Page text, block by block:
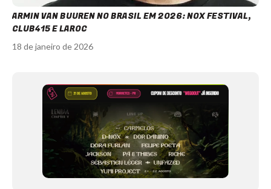
ARMIN VAN BUUREN NO BRASIL EM 2026: NOX FESTIVAL,
CLUB415 E LAROC
18 de janeiro de 2026